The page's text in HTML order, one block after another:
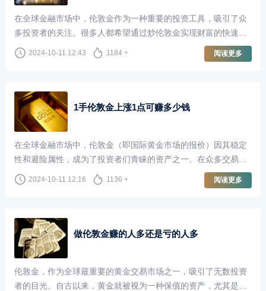
在全球金融市场中，伦敦金作为一种重要的投资工具，吸引了众
多投资者的关注。很多人都希望通过炒伦敦金实现财富的快速增
长，甚至梦想着一夜暴富。尤其是当我们听到有人通过伦敦金交
易赚取了100万甚至更多时，这种想法更是愈发强烈。然而，炒
进行深入探讨。
2024-10-11 12:43 1184 + 阅读更多
1手伦敦金上涨1点可赚多少钱
在全球金融市场中，伦敦金（即国际黄金市场的报价）因其稳定
性和避险属性，成为了投资者们青睐的资产之一。在众多交易者
中，尤其是那些专注于短线交易和波段交易的投资者，了解伦敦
金的价格波动以及每一点波动所带来的收益，显得尤为重要。
2024-10-11 12:16 1136 + 阅读更多
做伦敦金赚的人多还是亏的人多
伦敦金，作为全球最重要的黄金交易市场之一，吸引了无数投资
者的目光。自古以来，黄金就被视为一种保值的资产，尤其是在